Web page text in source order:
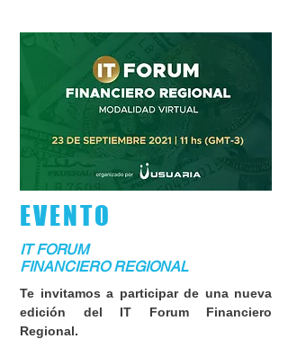
EVENTO
IT FORUM
FINANCIERO REGIONAL
Te invitamos a participar de una nueva
edición del IT Forum Financiero
Regional.